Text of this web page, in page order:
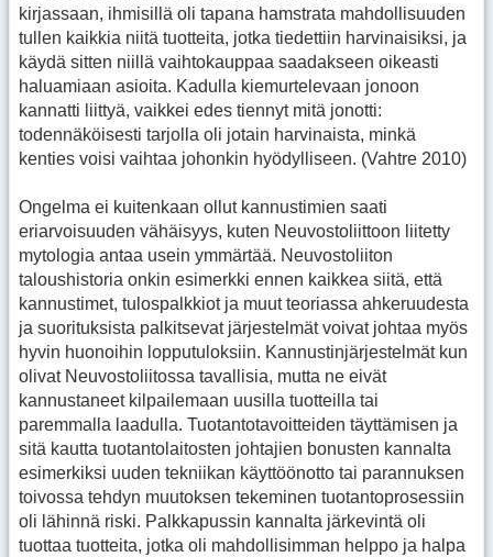
kirjassaan, ihmisillä oli tapana hamstrata mahdollisuuden
tullen kaikkia niitä tuotteita, jotka tiedettiin harvinaisiksi, ja
käydä sitten niillä vaihtokauppaa saadakseen oikeasti
haluamiaan asioita. Kadulla kiemurtelevaan jonoon
kannatti liittyä, vaikkei edes tiennyt mitä jonotti:
todennäköisesti tarjolla oli jotain harvinaista, minkä
kenties voisi vaihtaa johonkin hyödylliseen. (Vahtre 2010)
Ongelma ei kuitenkaan ollut kannustimien saati
eriarvoisuuden vähäisyys, kuten Neuvostoliittoon liitetty
mytologia antaa usein ymmärtää. Neuvostoliiton
taloushistoria onkin esimerkki ennen kaikkea siitä, että
kannustimet, tulospalkkiot ja muut teoriassa ahkeruudesta
ja suorituksista palkitsevat järjestelmät voivat johtaa myös
hyvin huonoihin lopputuloksiin. Kannustinjärjestelmät kun
olivat Neuvostoliitossa tavallisia, mutta ne eivät
kannustaneet kilpailemaan uusilla tuotteilla tai
paremmalla laadulla. Tuotantotavoitteiden täyttämisen ja
sitä kautta tuotantolaitosten johtajien bonusten kannalta
esimerkiksi uuden tekniikan käyttöönotto tai parannuksen
toivossa tehdyn muutoksen tekeminen tuotantoprosessiin
oli lähinnä riski. Palkkapussin kannalta järkevintä oli
tuottaa tuotteita, jotka oli mahdollisimman helppo ja halpa